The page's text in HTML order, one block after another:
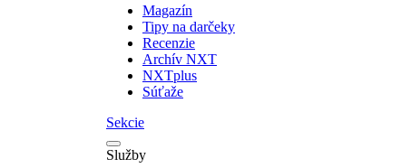
Magazín
Tipy na darčeky
Recenzie
Archív NXT
NXTplus
Súťaže
Sekcie
Služby